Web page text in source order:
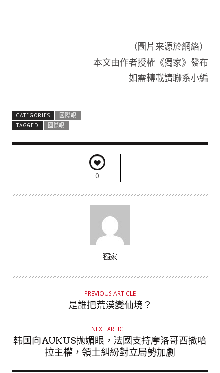
（圖片来源於網絡）
本文由作者授權《獨家》發布
如需轉載請聯系小編
CATEGORIES
國際眼
TAGGED
國際眼
0
T
獨家
PREVIOUS ARTICLE
是誰把荒漠變仙境？
NEXT ARTICLE
韩国向AUKUS抛媚眼，法國支持摩洛哥西撒哈
拉主權，領土糾紛對立局勢加劇